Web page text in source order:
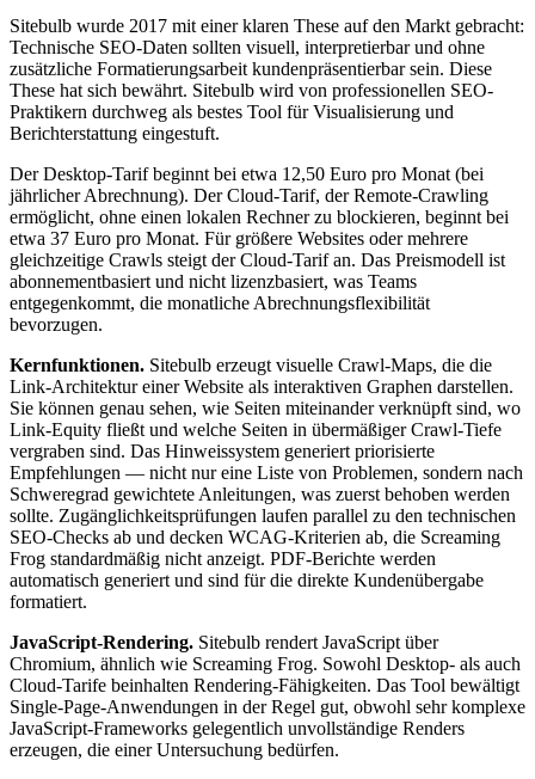
Sitebulb wurde 2017 mit einer klaren These auf den Markt gebracht:
Technische SEO-Daten sollten visuell, interpretierbar und ohne
zusätzliche Formatierungsarbeit kundenpräsentierbar sein. Diese
These hat sich bewährt. Sitebulb wird von professionellen SEO-
Praktikern durchweg als bestes Tool für Visualisierung und
Berichterstattung eingestuft.
Der Desktop-Tarif beginnt bei etwa 12,50 Euro pro Monat (bei
jährlicher Abrechnung). Der Cloud-Tarif, der Remote-Crawling
ermöglicht, ohne einen lokalen Rechner zu blockieren, beginnt bei
etwa 37 Euro pro Monat. Für größere Websites oder mehrere
gleichzeitige Crawls steigt der Cloud-Tarif an. Das Preismodell ist
abonnementbasiert und nicht lizenzbasiert, was Teams
entgegenkommt, die monatliche Abrechnungsflexibilität
bevorzugen.
Kernfunktionen. Sitebulb erzeugt visuelle Crawl-Maps, die die
Link-Architektur einer Website als interaktiven Graphen darstellen.
Sie können genau sehen, wie Seiten miteinander verknüpft sind, wo
Link-Equity fließt und welche Seiten in übermäßiger Crawl-Tiefe
vergraben sind. Das Hinweissystem generiert priorisierte
Empfehlungen — nicht nur eine Liste von Problemen, sondern nach
Schweregrad gewichtete Anleitungen, was zuerst behoben werden
sollte. Zugänglichkeitsprüfungen laufen parallel zu den technischen
SEO-Checks ab und decken WCAG-Kriterien ab, die Screaming
Frog standardmäßig nicht anzeigt. PDF-Berichte werden
automatisch generiert und sind für die direkte Kundenübergabe
formatiert.
JavaScript-Rendering. Sitebulb rendert JavaScript über
Chromium, ähnlich wie Screaming Frog. Sowohl Desktop- als auch
Cloud-Tarife beinhalten Rendering-Fähigkeiten. Das Tool bewältigt
Single-Page-Anwendungen in der Regel gut, obwohl sehr komplexe
JavaScript-Frameworks gelegentlich unvollständige Renders
erzeugen, die einer Untersuchung bedürfen.